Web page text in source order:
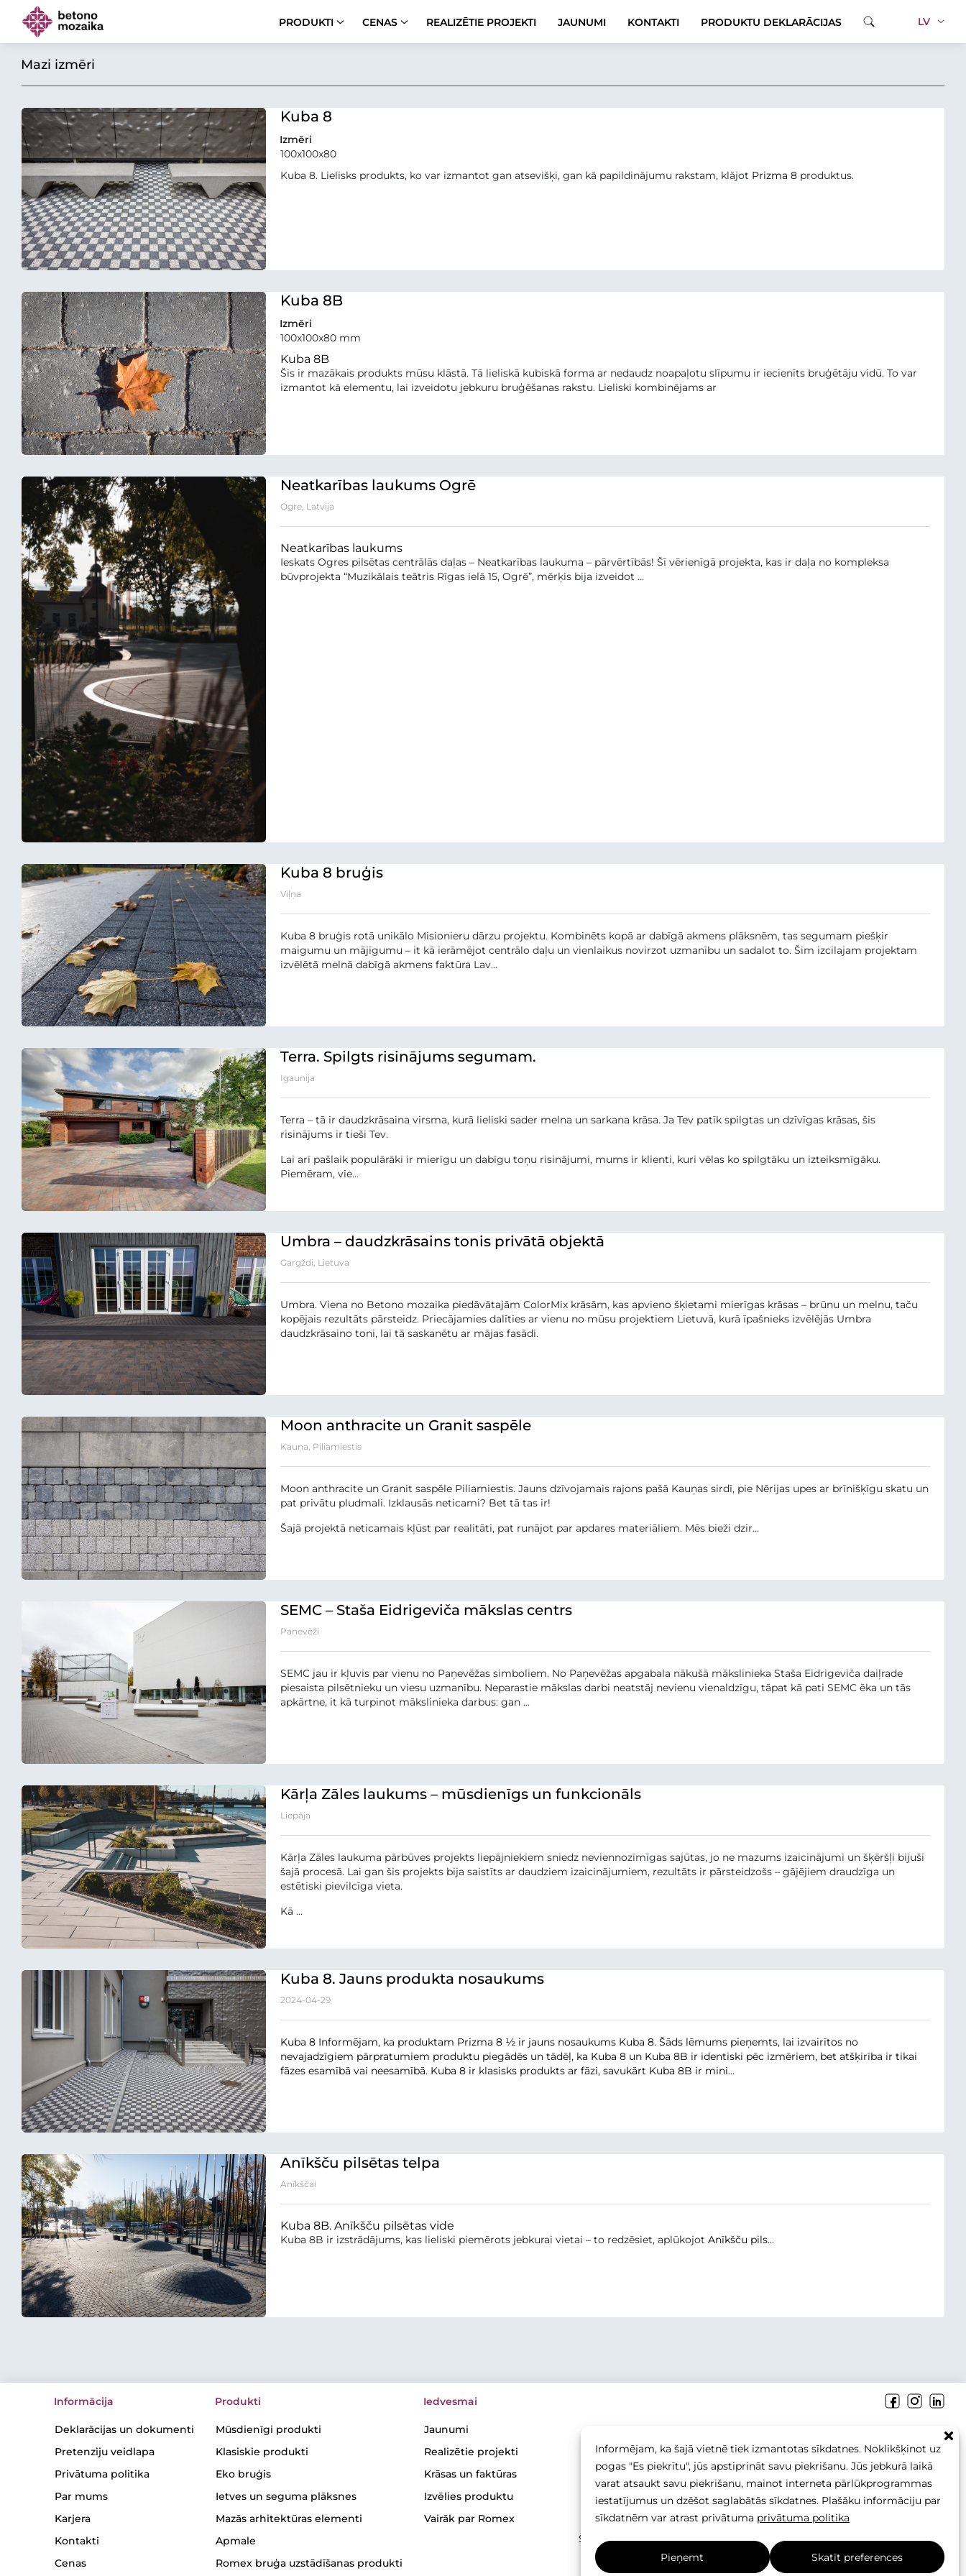
Informējam, ka šajā vietnē tiek izmantotas sīkdatnes. Noklikšķinot uz
pogas "Es piekrītu", jūs apstiprināt savu piekrišanu. Jūs jebkurā laikā
varat atsaukt savu piekrišanu, mainot interneta pārlūkprogrammas
iestatījumus un dzēšot saglabātās sīkdatnes. Plašāku informāciju par
sīkdatnēm var atrast privātuma privātuma politika
Pieņemt Skatīt preferences
PRODUKTI CENAS REALIZĒTIE PROJEKTI JAUNUMI KONTAKTI PRODUKTU DEKLARĀCIJAS LV
Mazi izmēri
Kuba 8
Izmēri
100x100x80
Kuba 8. Lielisks produkts, ko var izmantot gan atsevišķi, gan kā papildinājumu rakstam, klājot Prizma 8produktus.
Kuba 8B
Izmēri
100x100x80 mm
Kuba 8B
Šis ir mazākais produkts mūsu klāstā. Tā lieliskā kubiskā forma ar nedaudz noapaļotu slīpumu ir iecienīts bruģētāju vidū. To var
izmantot kā elementu, lai izveidotu jebkuru bruģēšanas rakstu. Lieliski kombinējams ar
Neatkarības laukums Ogrē
Ogre, Latvija
Neatkarības laukums
Ieskats Ogres pilsētas centrālās daļas – Neatkarības laukuma – pārvērtībās! Šī vērienīgā projekta, kas ir daļa no kompleksa
būvprojekta “Muzikālais teātris Rīgas ielā 15, Ogrē”, mērķis bija izveidot ...
Kuba 8 bruģis
Viļņa
Kuba 8 bruģis rotā unikālo Misionieru dārzu projektu. Kombinēts kopā ar dabīgā akmens plāksnēm, tas segumam piešķir
maigumu un mājīgumu – it kā ierāmējot centrālo daļu un vienlaikus novirzot uzmanību un sadalot to. Šim izcilajam projektam
izvēlētā melnā dabīgā akmens faktūra Lav...
Terra. Spilgts risinājums segumam.
Igaunija
Terra – tā ir daudzkrāsaina virsma, kurā lieliski sader melna un sarkana krāsa. Ja Tev patīk spilgtas un dzīvīgas krāsas, šis
risinājums ir tieši Tev.
Lai arī pašlaik populārāki ir mierīgu un dabīgu toņu risinājumi, mums ir klienti, kuri vēlas ko spilgtāku un izteiksmīgāku.
Piemēram, vie...
Umbra – daudzkrāsains tonis privātā objektā
Gargždi, Lietuva
Umbra. Viena no Betono mozaika piedāvātajām ColorMix krāsām, kas apvieno šķietami mierīgas krāsas – brūnu un melnu, taču
kopējais rezultāts pārsteidz. Priecājamies dalīties ar vienu no mūsu projektiem Lietuvā, kurā īpašnieks izvēlējās Umbra
daudzkrāsaino toni, lai tā saskanētu ar mājas fasādi.
Moon anthracite un Granit saspēle
Kauņa, Piliamiestis
Moon anthracite un Granit saspēle Piliamiestis. Jauns dzīvojamais rajons pašā Kauņas sirdī, pie Nērijas upes ar brīnišķīgu skatu un
pat privātu pludmali. Izklausās neticami? Bet tā tas ir!
Šajā projektā neticamais kļūst par realitāti, pat runājot par apdares materiāliem. Mēs bieži dzir...
SEMC – Staša Eidrigeviča mākslas centrs
Paņevēži
SEMC jau ir kļuvis par vienu no Paņevēžas simboliem. No Paņevēžas apgabala nākušā mākslinieka Staša Eidrigeviča daiļrade
piesaista pilsētnieku un viesu uzmanību. Neparastie mākslas darbi neatstāj nevienu vienaldzīgu, tāpat kā pati SEMC ēka un tās
apkārtne, it kā turpinot mākslinieka darbus: gan ...
Kārļa Zāles laukums – mūsdienīgs un funkcionāls
Liepāja
Kārļa Zāles laukuma pārbūves projekts liepājniekiem sniedz neviennozīmīgas sajūtas, jo ne mazums izaicinājumi un šķēršļi bijuši
šajā procesā. Lai gan šis projekts bija saistīts ar daudziem izaicinājumiem, rezultāts ir pārsteidzošs – gājējiem draudzīga un
estētiski pievilcīga vieta.
Kā ...
Kuba 8. Jauns produkta nosaukums
2024-04-29
Kuba 8 Informējam, ka produktam Prizma 8 ½ ir jauns nosaukums Kuba 8. Šāds lēmums pieņemts, lai izvairītos no
nevajadzīgiem pārpratumiem produktu piegādēs un tādēļ, ka Kuba 8 un Kuba 8B ir identiski pēc izmēriem, bet atšķirība ir tikai
fāzes esamībā vai neesamībā. Kuba 8 ir klasisks produkts ar fāzi, savukārt Kuba 8B ir mini...
Anīkšču pilsētas telpa
Anīkščai
Kuba 8B. Anīkšču pilsētas vide
Kuba 8B ir izstrādājums, kas lieliski piemērots jebkurai vietai – to redzēsiet, aplūkojot Anīkšču pils...
Informācija
Deklarācijas un dokumenti
Pretenziju veidlapa
Privātuma politika
Par mums
Karjera
Kontakti
Cenas
Produkti
Mūsdienīgi produkti
Klasiskie produkti
Eko bruģis
Ietves un seguma plāksnes
Mazās arhitektūras elementi
Apmale
Romex bruģa uzstādīšanas produkti
Iedvesmai
Jaunumi
Realizētie projekti
Krāsas un faktūras
Izvēlies produktu
Vairāk par Romex
sales@betonomozaika.lv
Šīs vietnes saturs, teksts un fotoattēli ir SIA Betono mozaika īpašums, un
tos nedrīkst kopēt, izmantot vai izplatīt bez rakstiskas atļaujas.